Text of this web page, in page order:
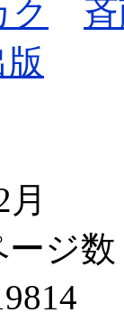
ク
版
ジ数